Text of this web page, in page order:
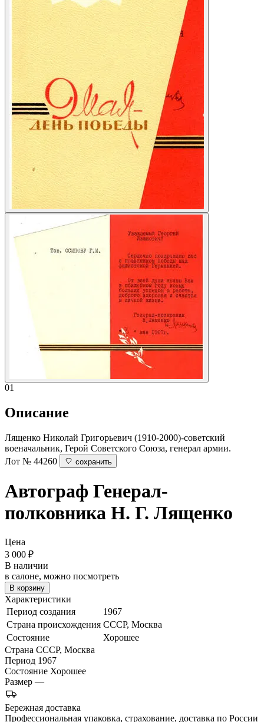
01
Описание
Лященко Николай Григорьевич (1910-2000)-советский
военачальник, Герой Советского Союза, генерал армии.
Лот № 44260
сохранить
Автограф Генерал-
полковника Н. Г. Лященко
Цена
3 000 ₽
В наличии
в салоне, можно посмотреть
В корзину
Характеристики
Период создания
1967
Страна происхождения СССР, Москва
Состояние
Хорошее
Страна СССР, Москва
Период 1967
Состояние Хорошее
Размер —
Бережная доставка
Профессиональная упаковка, страхование, доставка по России